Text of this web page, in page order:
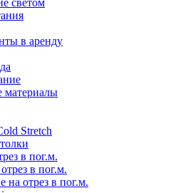
светом
в аренду
материалы
Stretch
в пог.м.
в пог.м.
на отрез в пог.м.